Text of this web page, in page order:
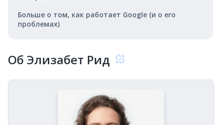
Больше о том, как работает Google (и о его
проблемах)
Об Элизабет Рид